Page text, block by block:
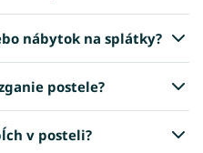
nábytok na splátky?
postele?
v posteli?